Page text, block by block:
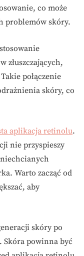
co może
problemów skóry.
złuszczających,
połączenie
skóry, co
aplikacja retinolu.
nie przyspieszy
Warto zacząć od
aby
skóry po
Skóra powinna być